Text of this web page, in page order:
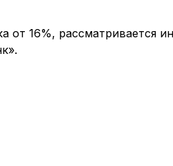
от 16%, рассматривается